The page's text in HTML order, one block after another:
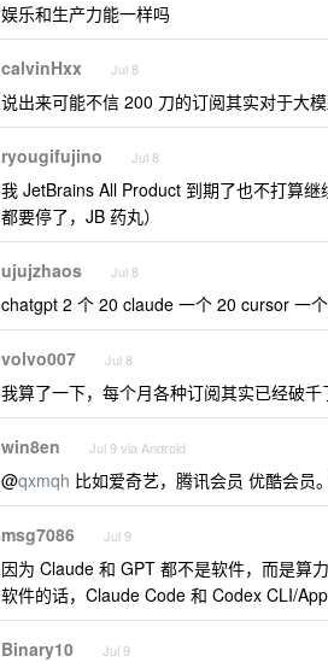
娱乐和生产力能一样吗
calvinHxx Jul 8
说出来可能不信 200 刀的订阅其实对于大模
ryougifujino Jul 8
我 JetBrains All Product 到期了也不打算
都要停了，JB 药丸）
ujujzhaos Jul 8
chatgpt 2 个 20 claude 一个 20 cursor 一
volvo007 Jul 8
我算了一下，每个月各种订阅其实已经破
win8en Jul 9 via Android
@qxmqh 比如爱奇艺，腾讯会员 优酷会员
msg7086 Jul 9
因为 Claude 和 GPT 都不是软件，而是算力
软件的话，Claude Code 和 Codex CLI/
Binary10 Jul 9